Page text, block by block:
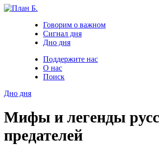
Говорим о важном
Сигнал дня
Дно дня
Поддержите нас
О нас
Поиск
Дно дня
Мифы и легенды
предателей